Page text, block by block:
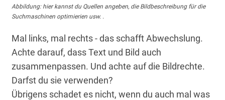
Abbildung: hier kannst du Quellen angeben, die Bildbeschreibung für die
Suchmaschinen optimierien usw. .
Mal links, mal rechts - das schafft Abwechslung.
Achte darauf, dass Text und Bild auch
zusammenpassen. Und achte auf die Bildrechte.
Darfst du sie verwenden?
Übrigens schadet es nicht, wenn du auch mal was